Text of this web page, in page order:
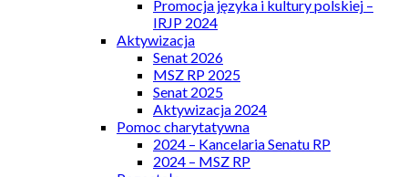
Promocja języka i kultury polskiej –
IRJP 2024
Aktywizacja
Senat 2026
MSZ RP 2025
Senat 2025
Aktywizacja 2024
Pomoc charytatywna
2024 – Kancelaria Senatu RP
2024 – MSZ RP